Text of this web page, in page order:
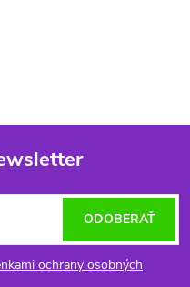
ochrany osobných
ODOBERAŤ